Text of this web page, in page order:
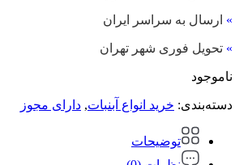
» ارسال به سراسر ایران
» تحویل فوری شهر تهران
ناموجود
دسته‌بندی: خرید انواع آبنبات, دارای مجوز
توضیحات